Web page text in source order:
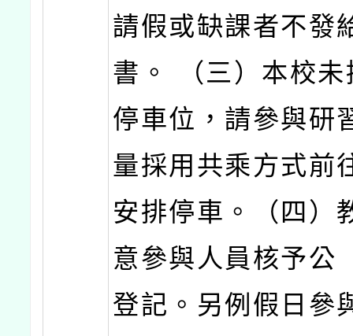
請假或缺課者不發
書。 （三）本校
停車位，請參與研
量採用共乘方式前
安排停車。（四）
意參與人員核予公
登記。另例假日參